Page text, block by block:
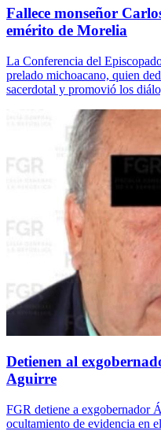
Fallece monseñor
emérito de Morelia
La Conferencia del
prelado michoacano, quien
sacerdotal y promovió los
Detienen al
Aguirre
FGR detiene a exgobernador
ocultamiento de evidencia en